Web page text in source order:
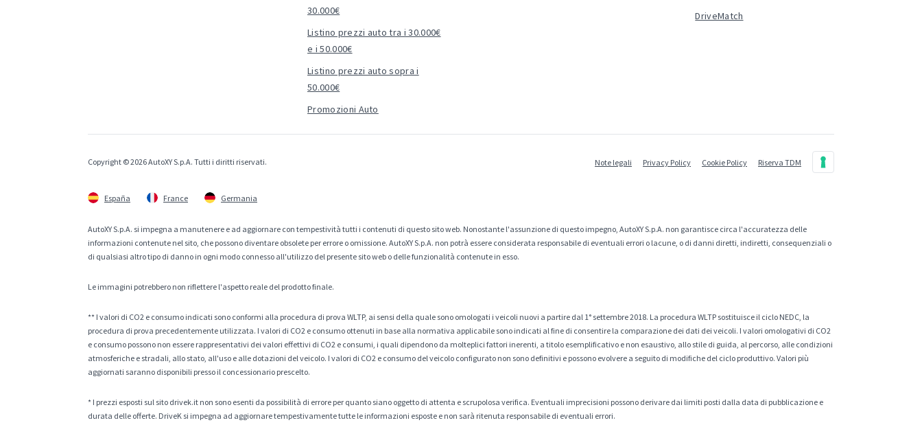
30.000€
Listino prezzi auto tra i 30.000€
e i 50.000€
Listino prezzi auto sopra i
50.000€
Promozioni Auto
DriveMatch
Copyright © 2026 AutoXY S.p.A. Tutti i diritti riservati. Note legali Privacy Policy Cookie Policy Riserva TDM
España France Germania
AutoXY S.p.A. si impegna a manutenere e ad aggiornare con tempestività tutti i contenuti di questo sito web. Nonostante l'assunzione di questo impegno, AutoXY S.p.A. non garantisce circa l'accuratezza delle
informazioni contenute nel sito, che possono diventare obsolete per errore o omissione. AutoXY S.p.A. non potrà essere considerata responsabile di eventuali errori o lacune, o di danni diretti, indiretti, consequenziali o
di qualsiasi altro tipo di danno in ogni modo connesso all'utilizzo del presente sito web o delle funzionalità contenute in esso.
Le immagini potrebbero non riflettere l'aspetto reale del prodotto finale.
** I valori di CO2 e consumo indicati sono conformi alla procedura di prova WLTP, ai sensi della quale sono omologati i veicoli nuovi a partire dal 1° settembre 2018. La procedura WLTP sostituisce il ciclo NEDC, la
procedura di prova precedentemente utilizzata. I valori di CO2 e consumo ottenuti in base alla normativa applicabile sono indicati al fine di consentire la comparazione dei dati dei veicoli. I valori omologativi di CO2
e consumo possono non essere rappresentativi dei valori effettivi di CO2 e consumi, i quali dipendono da molteplici fattori inerenti, a titolo esemplificativo e non esaustivo, allo stile di guida, al percorso, alle condizioni
atmosferiche e stradali, allo stato, all'uso e alle dotazioni del veicolo. I valori di CO2 e consumo del veicolo configurato non sono definitivi e possono evolvere a seguito di modifiche del ciclo produttivo. Valori più
aggiornati saranno disponibili presso il concessionario prescelto.
* I prezzi esposti sul sito drivek.it non sono esenti da possibilità di errore per quanto siano oggetto di attenta e scrupolosa verifica. Eventuali imprecisioni possono derivare dai limiti posti dalla data di pubblicazione e
durata delle offerte. DriveK si impegna ad aggiornare tempestivamente tutte le informazioni esposte e non sarà ritenuta responsabile di eventuali errori.